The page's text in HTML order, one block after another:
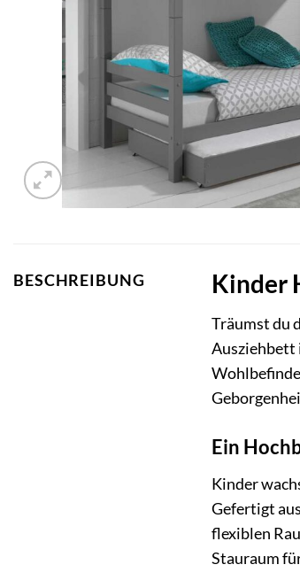
BESCHREIBUNG Kinder
Träumst du
Ausziehbett
Ein
Kinder
Gefertigt
flexiblen
Stauraum